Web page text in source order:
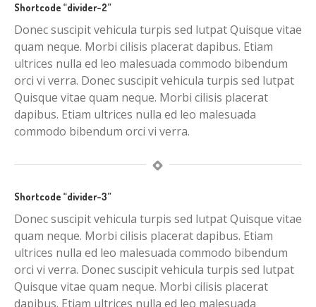
Shortcode “divider-2”
Donec suscipit vehicula turpis sed lutpat Quisque vitae
quam neque. Morbi cilisis placerat dapibus. Etiam
ultrices nulla ed leo malesuada commodo bibendum
orci vi verra. Donec suscipit vehicula turpis sed lutpat
Quisque vitae quam neque. Morbi cilisis placerat
dapibus. Etiam ultrices nulla ed leo malesuada
commodo bibendum orci vi verra.
Shortcode “divider-3”
Donec suscipit vehicula turpis sed lutpat Quisque vitae
quam neque. Morbi cilisis placerat dapibus. Etiam
ultrices nulla ed leo malesuada commodo bibendum
orci vi verra. Donec suscipit vehicula turpis sed lutpat
Quisque vitae quam neque. Morbi cilisis placerat
dapibus. Etiam ultrices nulla ed leo malesuada